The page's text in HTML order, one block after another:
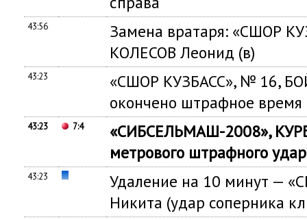
43:56
Замена вратаря: «СШОР
КОЛЕСОВ Леонид (в)
43:23
«СШОР КУЗБАСС», № 16,
окончено штрафное время
43:23 7:4
«СИБСЕЛЬМАШ-2008»,
метрового штрафного
43:23
Удаление на 10 минут —
Никита (удар соперника